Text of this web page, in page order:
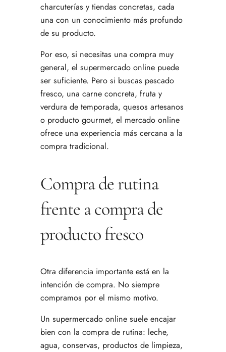
charcuterías y tiendas concretas, cada
una con un conocimiento más profundo
de su producto.
Por eso, si necesitas una compra muy
general, el supermercado online puede
ser suficiente. Pero si buscas pescado
fresco, una carne concreta, fruta y
verdura de temporada, quesos artesanos
o producto gourmet, el mercado online
ofrece una experiencia más cercana a la
compra tradicional.
Compra de rutina
frente a compra de
producto fresco
Otra diferencia importante está en la
intención de compra. No siempre
compramos por el mismo motivo.
Un supermercado online suele encajar
bien con la compra de rutina: leche,
agua, conservas, productos de limpieza,